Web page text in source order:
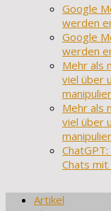
Google
werden
Google
werden
Mehr als
viel über
Mehr als
viel über
Chats mit
Artikel